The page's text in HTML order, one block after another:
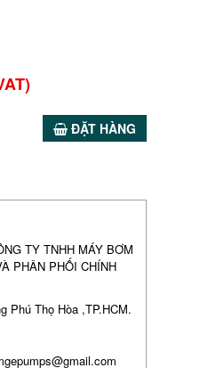
ĐẶT HÀNG
TY TNHH MÁY BƠM
PHÂN PHỐI CHÍNH
Phú Thọ Hòa ,TP.HCM.